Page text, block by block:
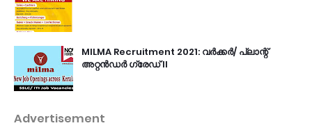
MILMA Recruitment 2021: വർക്കർ/ പ്ലാന്റ്
അറ്റൻഡർ ഗ്രേഡ് II
Advertisement